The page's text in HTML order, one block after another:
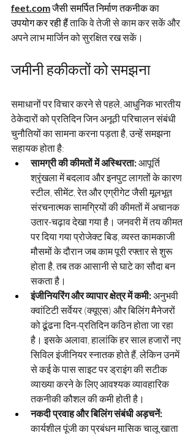
feet.com जैसी समर्पित निर्माण तकनीक का
उपयोग कर रही हैं ताकि वे तेजी से काम कर सकें और
अपने लाभ मार्जिन को सुरक्षित रख सकें।
जमीनी हकीकतों को समझना
समाधानों पर विचार करने से पहले, आधुनिक भारतीय
ठेकेदारों को प्रतिदिन जिन अनूठी परिचालन संबंधी
चुनौतियों का सामना करना पड़ता है, उन्हें समझना
सहायक होता है:
सामग्री की कीमतों में अस्थिरता:आपूर्ति
श्रृंखला में बदलाव और इनपुट लागतों के कारण
स्टील, सीमेंट, रेत और एग्रीगेट जैसी मूलभूत
संरचनात्मक सामग्रियों की कीमतों में अचानक
उतार-चढ़ाव देखा गया है। जनवरी में तय कीमत
पर दिया गया प्रोजेक्ट बिड, व्यस्त कामकाजी
मौसमों के दौरान जब काम पूरी रफ्तार से शुरू
होता है, तब तक आसानी से घाटे का सौदा बन
सकता है।
इंजीनियरिंग और व्यापार क्षेत्र में कमी:अनुभवी
क्वांटिटी सर्वेयर (क्यूएस) और बिलिंग मैनेजरों
को ढूंढना दिन-प्रतिदिन कठिन होता जा रहा
है। इसके अलावा, हालांकि हर साल हजारों नए
सिविल इंजीनियर स्नातक होते हैं, लेकिन उनमें
से कई के पास साइट पर ड्राइंग की सटीक
व्याख्या करने के लिए आवश्यक व्यावहारिक
तकनीकी कौशल की कमी होती है।
नकदी प्रवाह और बिलिंग संबंधी अड़चनें:
कार्यशील पूंजी का प्रबंधन मासिक चालू खाता